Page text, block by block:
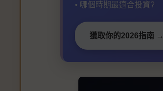
• 哪個時期最適合投資?
獲取你的2026指南 →